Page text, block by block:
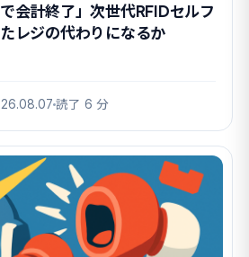
会計終了」次世代RFIDセルフ
レジの代わりになるか
読了 6 分